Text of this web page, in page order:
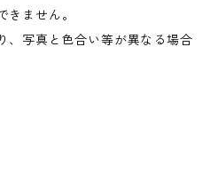
きません。
、写真と色合い等が異なる場合